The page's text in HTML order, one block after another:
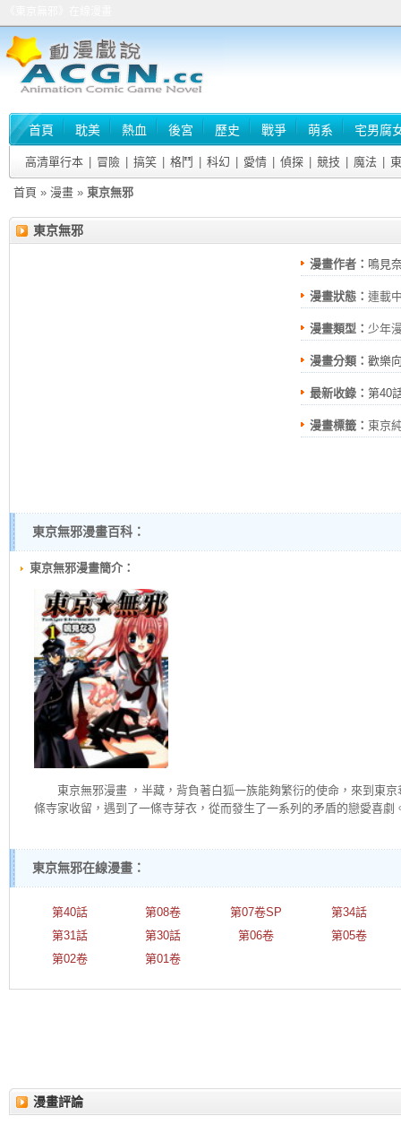
首頁 耽美 熱血 後宮 歷史 戰爭 萌系 宅男腐
高清單行本 冒險 搞笑 格鬥 科幻 愛情 偵探 競技 魔法
首頁 » 漫畫 » 東京無邪
東京無邪
漫畫作者： 鳴見
漫畫狀態： 連載
漫畫類型： 少年
漫畫分類： 歡樂
最新收錄： 第40
漫畫標籤： 東京
東京無邪漫畫百科：
東京無邪漫畫簡介：
東京無邪漫畫 ，半藏，背負著白狐一族能夠繁衍的使命，來到東
條寺家收留，遇到了一條寺芽衣，從而發生了一系列的矛盾的戀愛喜劇
東京無邪在線漫畫：
第40話 第08卷 第07卷SP
第34話
第31話
第30話 第06卷
第05卷
第02卷
第01卷
漫畫評論